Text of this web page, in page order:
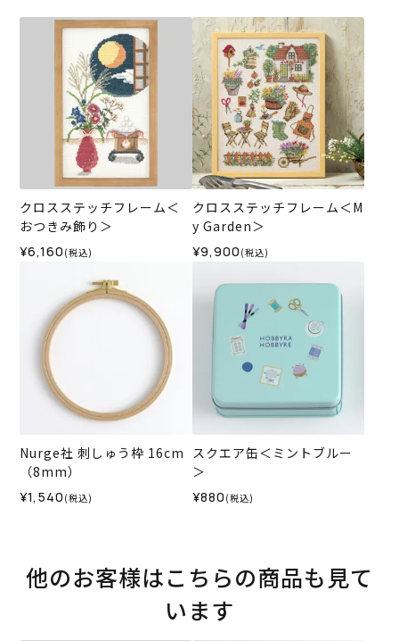
クロスステッチフレーム＜
おつきみ飾り＞
¥6,160 (税込)
クロスステッチフレーム＜M
y Garden＞
¥9,900 (税込)
Nurge社 刺しゅう枠 16cm
（8mm）
¥1,540 (税込)
スクエア缶＜ミントブルー
＞
¥880 (税込)
他のお客様はこちらの商品も見て
います